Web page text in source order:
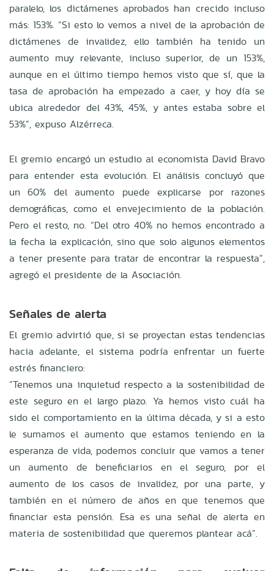
paralelo, los dictámenes aprobados han crecido incluso
más: 153%. “Si esto lo vemos a nivel de la aprobación de
dictámenes de invalidez, ello también ha tenido un
aumento muy relevante, incluso superior, de un 153%,
aunque en el último tiempo hemos visto que sí, que la
tasa de aprobación ha empezado a caer, y hoy día se
ubica alrededor del 43%, 45%, y antes estaba sobre el
53%”, expuso Alzérreca.
El gremio encargó un estudio al economista David Bravo
para entender esta evolución. El análisis concluyó que
un 60% del aumento puede explicarse por razones
demográficas, como el envejecimiento de la población.
Pero el resto, no. “Del otro 40% no hemos encontrado a
la fecha la explicación, sino que solo algunos elementos
a tener presente para tratar de encontrar la respuesta”,
agregó el presidente de la Asociación.
Señales de alerta
El gremio advirtió que, si se proyectan estas tendencias
hacia adelante, el sistema podría enfrentar un fuerte
estrés financiero:
“Tenemos una inquietud respecto a la sostenibilidad de
este seguro en el largo plazo. Ya hemos visto cuál ha
sido el comportamiento en la última década, y si a esto
le sumamos el aumento que estamos teniendo en la
esperanza de vida, podemos concluir que vamos a tener
un aumento de beneficiarios en el seguro, por el
aumento de los casos de invalidez, por una parte, y
también en el número de años en que tenemos que
financiar esta pensión. Esa es una señal de alerta en
materia de sostenibilidad que queremos plantear acá”.